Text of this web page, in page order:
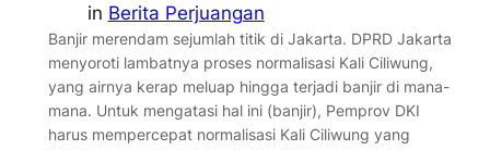
in Berita Perjuangan
Banjir merendam sejumlah titik di Jakarta. DPRD Jakarta
menyoroti lambatnya proses normalisasi Kali Ciliwung,
yang airnya kerap meluap hingga terjadi banjir di mana-
mana. Untuk mengatasi hal ini (banjir), Pemprov DKI
harus mempercepat normalisasi Kali Ciliwung yang